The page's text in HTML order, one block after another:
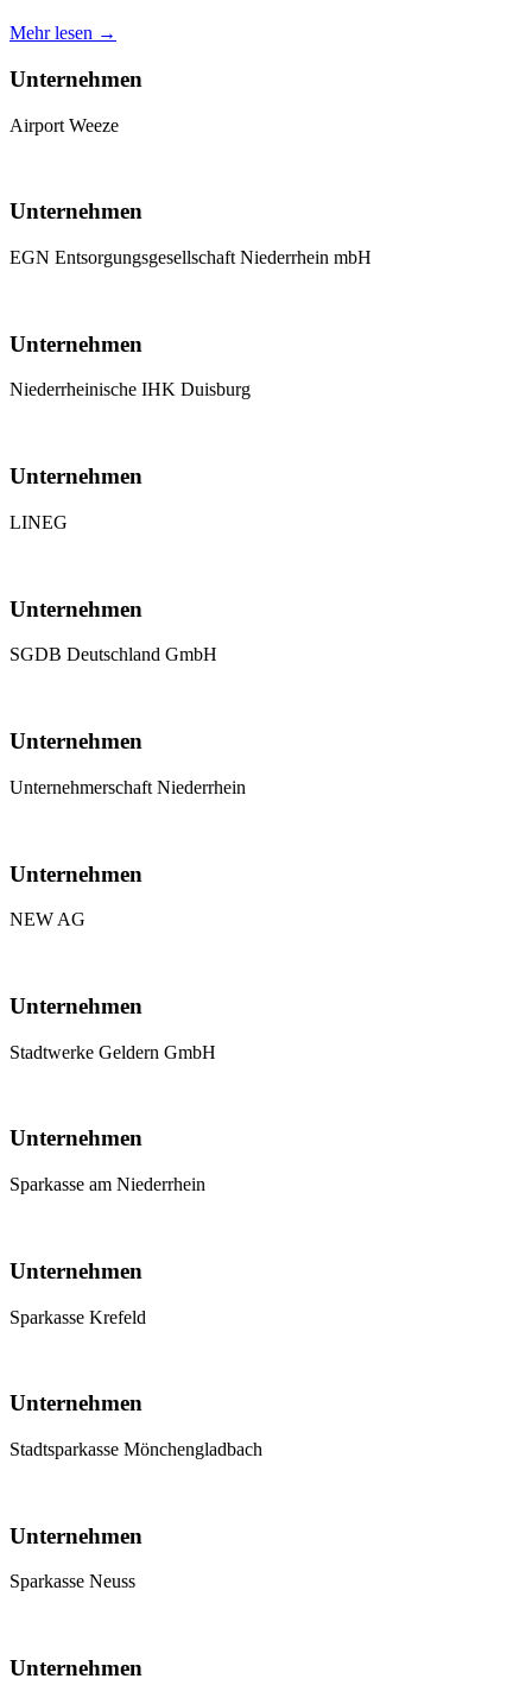
Mehr lesen →
Unternehmen
Airport Weeze
Unternehmen
EGN Entsorgungsgesellschaft Niederrhein mbH
Unternehmen
Niederrheinische IHK Duisburg
Unternehmen
LINEG
Unternehmen
SGDB Deutschland GmbH
Unternehmen
Unternehmerschaft Niederrhein
Unternehmen
NEW AG
Unternehmen
Stadtwerke Geldern GmbH
Unternehmen
Sparkasse am Niederrhein
Unternehmen
Sparkasse Krefeld
Unternehmen
Stadtsparkasse Mönchengladbach
Unternehmen
Sparkasse Neuss
Unternehmen